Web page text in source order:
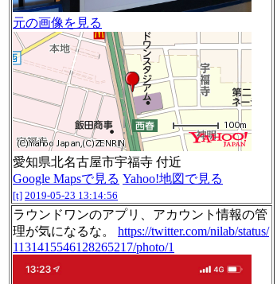
元の画像を見る
愛知県北名古屋市宇福寺 付近
Google Mapsで見る Yahoo!地図で見る
[t] 2019-05-23 13:14:56
ラウンドワンのアプリ、アカウント情報の管
理が気になるな。 https://twitter.com/nilab/status/
1131415546128265217/photo/1